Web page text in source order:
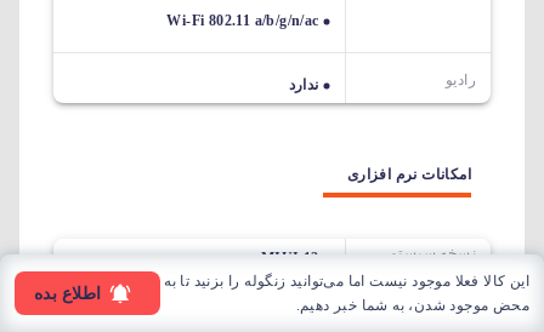
Wi-Fi 802.11 a/b/g/n/ac
رادیو ندارد
امکانات نرم افزاری
نسخه سیستم
عامل
این کالا فعلا موجود نیست اما می‌توانید زنگوله را بزنید تا به
محض موجود شدن، به شما خبر دهیم.
اطلاع بده